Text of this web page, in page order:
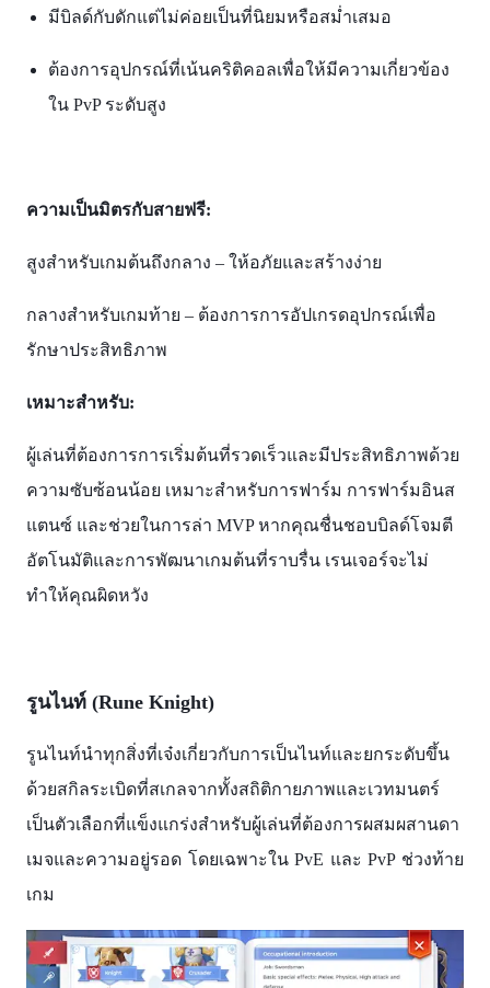
มีบิลด์กับดักแต่ไม่ค่อยเป็นที่นิยมหรือสม่ำเสมอ
ต้องการอุปกรณ์ที่เน้นคริติคอลเพื่อให้มีความเกี่ยวข้อง
ใน PvP ระดับสูง​
ความเป็นมิตรกับสายฟรี:
สูงสำหรับเกมต้นถึงกลาง – ให้อภัยและสร้างง่าย
กลางสำหรับเกมท้าย – ต้องการการอัปเกรดอุปกรณ์เพื่อ
รักษาประสิทธิภาพ​
เหมาะสำหรับ:
ผู้เล่นที่ต้องการการเริ่มต้นที่รวดเร็วและมีประสิทธิภาพด้วย
ความซับซ้อนน้อย เหมาะสำหรับการฟาร์ม การฟาร์มอินส
แตนซ์ และช่วยในการล่า MVP หากคุณชื่นชอบบิลด์โจมตี
อัตโนมัติและการพัฒนาเกมต้นที่ราบรื่น เรนเจอร์จะไม่
ทำให้คุณผิดหวัง
รูนไนท์ (Rune Knight)
รูนไนท์นำทุกสิ่งที่เจ๋งเกี่ยวกับการเป็นไนท์และยกระดับขึ้น
ด้วยสกิลระเบิดที่สเกลจากทั้งสถิติกายภาพและเวทมนตร์
เป็นตัวเลือกที่แข็งแกร่งสำหรับผู้เล่นที่ต้องการผสมผสานดา
เมจและความอยู่รอด โดยเฉพาะใน PvE และ PvP ช่วงท้าย
เกม